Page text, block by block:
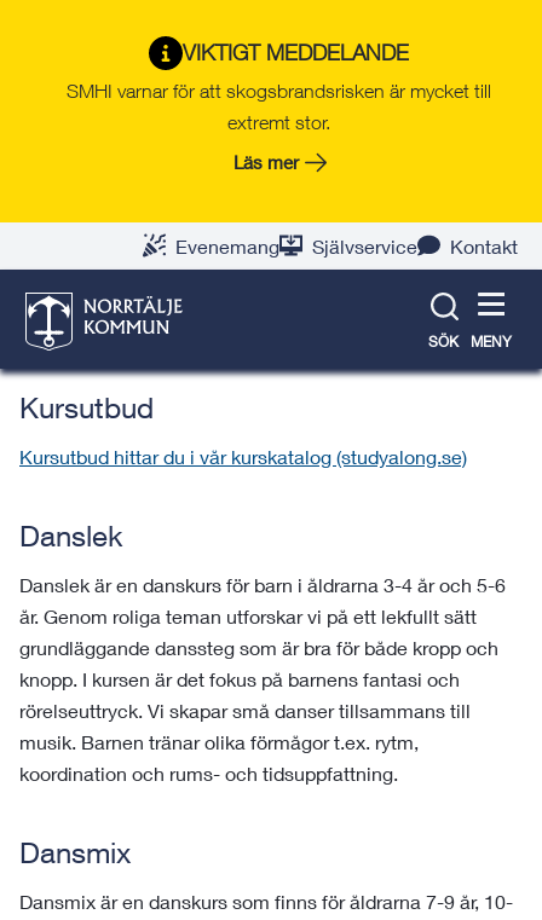
VIKTIGT MEDDELANDE
SMHI varnar för att skogsbrandsrisken är mycket till
extremt stor.
Läs mer
Evenemang Självservice Kontakt
SÖK MENY
Roslagens kulturskola
Scenskolan är perfekt för dig som gillar att spela
teater, sjunga, dansa eller skapa rekvisita! Kom
till oss och utmana dina kreativa sidor!
Kursutbud
Kursutbud hittar du i vår kurskatalog (studyalong.se)
Danslek
Danslek är en danskurs för barn i åldrarna 3-4 år och 5-6
år. Genom roliga teman utforskar vi på ett lekfullt sätt
grundläggande danssteg som är bra för både kropp och
knopp. I kursen är det fokus på barnens fantasi och
rörelseuttryck. Vi skapar små danser tillsammans till
musik. Barnen tränar olika förmågor t.ex. rytm,
koordination och rums- och tidsuppfattning.
Dansmix
Dansmix är en danskurs som finns för åldrarna 7-9 år, 10-